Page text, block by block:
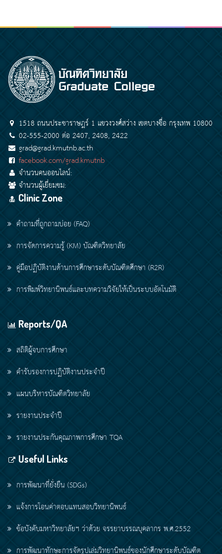
1518 ถนนประชาราษฎร์ 1 แขวงวงศ์สว่าง เขตบางซื่อ กรุงเทพ 10800
02-555-2000 ต่อ 2407, 2408, 2422
grad@grad.kmutnb.ac.th
facebook.com/grad.kmutnb
จำนวนคนออนไลน์:
จำนวนผู้เยี่ยมชม:
Clinic Zone
คำถามที่ถูกถามบ่อย (FAQ)
การจัดการความรู้ (KM) บัณฑิตวิทยาลัย
คู่มือปฏิบัติงานด้านการศึกษาระดับบัณฑิตศึกษา (R2R)
การพิมพ์วิทยานิพนธ์และบทความวิจัยให้เป็นระบบอัตโนมัติ
Reports/QA
สถิติผู้จบการศึกษา
คำรับรองการปฏิบัติงานประจำปี
แผนบริหารบัณฑิตวิทยาลัย
รายงานประจำปี
รายงานประกันคุณภาพการศึกษา TQA
Useful Links
การพัฒนาที่ยั่งยืน (SDGs)
แจ้งการโอนค่าตอบแทนสอบวิทยานิพนธ์
ข้อบังคับมหาวิทยาลัยฯ ว่าด้วย จรรยาบรรณบุคลากร พ.ศ.2552
การพัฒนาทักษะการจัดรูปเล่มวิทยานิพนธ์ของนักศึกษาระดับบัณฑิต